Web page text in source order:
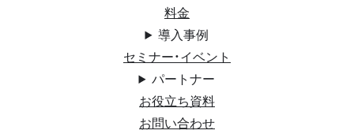
料金
導入事例
セミナー・イベント
パートナー
お役立ち資料
お問い合わせ